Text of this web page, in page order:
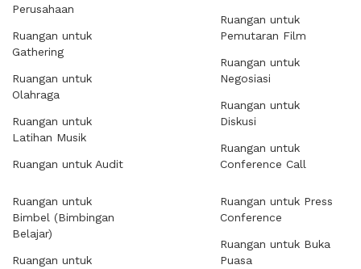
Perusahaan
Ruangan untuk
Gathering
Ruangan untuk
Olahraga
Ruangan untuk
Latihan Musik
Ruangan untuk Audit
Ruangan untuk
Pemutaran Film
Ruangan untuk
Negosiasi
Ruangan untuk
Diskusi
Ruangan untuk
Conference Call
Ruangan untuk
Bimbel (Bimbingan
Belajar)
Ruangan untuk
Ruangan untuk Press
Conference
Ruangan untuk Buka
Puasa